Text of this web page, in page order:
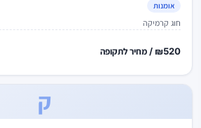
אומנות
חוג קרמיקה
₪520 / מחיר לתקופה
ק